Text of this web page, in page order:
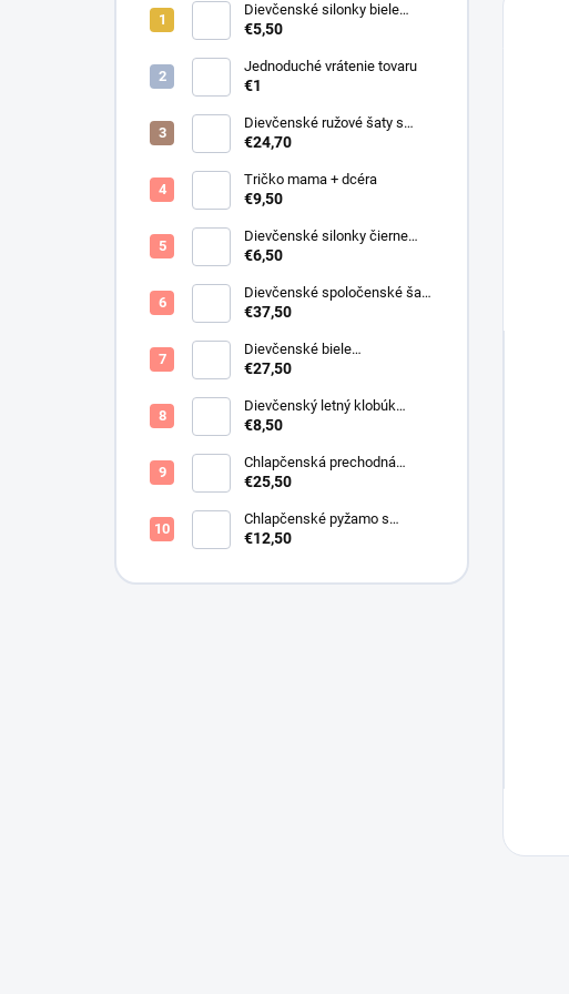
Dievčenské silonky biele
Linda
€5,50
Jednoduché vrátenie tovaru
€1
Dievčenské ružové šaty s
motýlikmi
€24,70
Tričko mama + dcéra
€9,50
Dievčenské silonky čierne
Lurex
€6,50
Dievčenské spoločenské šaty
s bolerkom jemno ružové
€37,50
Dievčenské biele
spoločenské šaty s bolerkom
€27,50
Dievčenský letný klobúk
krémový s perličkami
€8,50
Chlapčenská prechodná
obojstranná bunda khaki
€25,50
Chlapčenské pyžamo s
lietadlami.
€12,50